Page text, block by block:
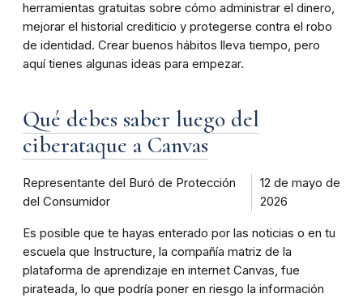
herramientas gratuitas sobre cómo administrar el dinero,
mejorar el historial crediticio y protegerse contra el robo
de identidad. Crear buenos hábitos lleva tiempo, pero
aquí tienes algunas ideas para empezar.
Qué debes saber luego del
ciberataque a Canvas
Representante del Buró de Protección
del Consumidor
12 de mayo de
2026
Es posible que te hayas enterado por las noticias o en tu
escuela que Instructure, la compañía matriz de la
plataforma de aprendizaje en internet Canvas, fue
pirateada, lo que podría poner en riesgo la información